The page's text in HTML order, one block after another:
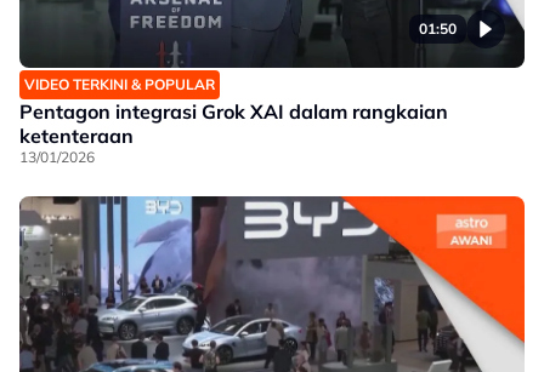
01:50
VIDEO TERKINI & POPULAR
Pentagon integrasi Grok XAI dalam rangkaian
ketenteraan
13/01/2026